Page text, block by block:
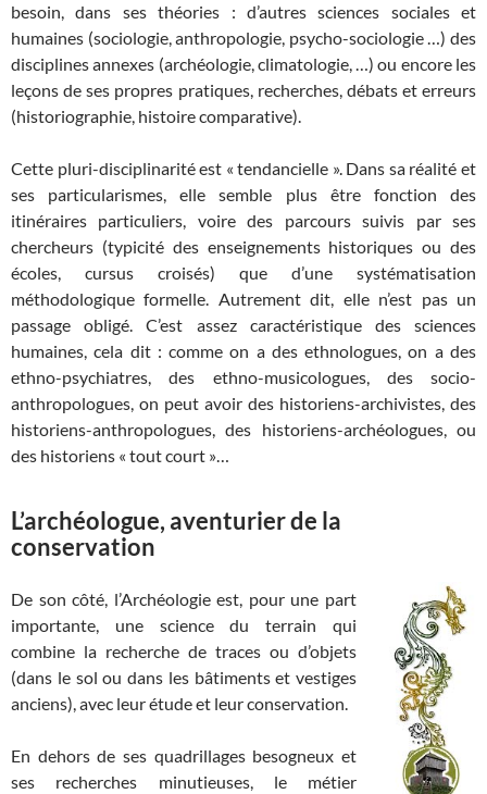
besoin, dans ses théories : d’autres sciences sociales et
humaines (sociologie, anthropologie, psycho-sociologie …) des
disciplines annexes (archéologie, climatologie, …) ou encore les
leçons de ses propres pratiques, recherches, débats et erreurs
(historiographie, histoire comparative).
Cette pluri-disciplinarité est « tendancielle ». Dans sa réalité et
ses particularismes, elle semble plus être fonction des
itinéraires particuliers, voire des parcours suivis par ses
chercheurs (typicité des enseignements historiques ou des
écoles, cursus croisés) que d’une systématisation
méthodologique formelle. Autrement dit, elle n’est pas un
passage obligé. C’est assez caractéristique des sciences
humaines, cela dit : comme on a des ethnologues, on a des
ethno-psychiatres, des ethno-musicologues, des socio-
anthropologues, on peut avoir des historiens-archivistes, des
historiens-anthropologues, des historiens-archéologues, ou
des historiens « tout court »…
L’archéologue, aventurier de la
conservation
De son côté, l’Archéologie est, pour une part
importante, une science du terrain qui
combine la recherche de traces ou d’objets
(dans le sol ou dans les bâtiments et vestiges
anciens), avec leur étude et leur conservation.
En dehors de ses quadrillages besogneux et
ses recherches minutieuses, le métier